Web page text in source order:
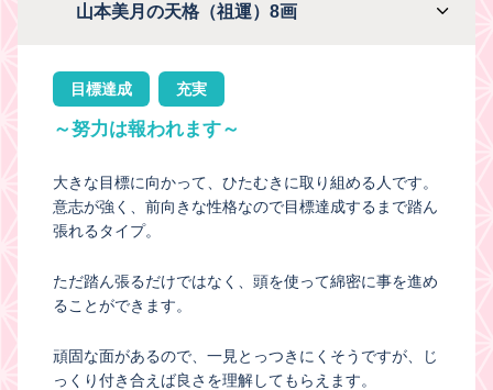
山本美月の天格（祖運）8画
目標達成 充実
～努力は報われます～
大きな目標に向かって、ひたむきに取り組める人です。
意志が強く、前向きな性格なので目標達成するまで踏ん
張れるタイプ。
ただ踏ん張るだけではなく、頭を使って綿密に事を進め
ることができます。
頑固な面があるので、一見とっつきにくそうですが、じ
っくり付き合えば良さを理解してもらえます。